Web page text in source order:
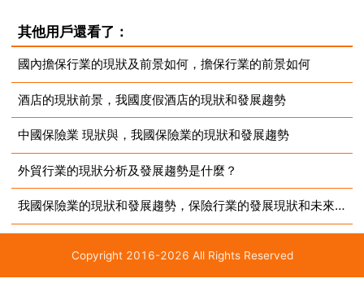
估公司在華設立了營業機構。外資保險公司大量進入的
同時也取得了驕人的業績。目前，外資保險公...
其他用戶還看了：
國內擔保行業的現狀及前景如何，擔保行業的前景如何
酒店的現狀前景，我國度假酒店的現狀和發展趨勢
中國保險業 現狀與，我國保險業的現狀和發展趨勢
外貿行業的現狀分析及發展趨勢是什麼？
我國保險業的現狀和發展趨勢，保險行業的發展現狀和未來趨勢是怎樣的？
Copyright 2016-2026 All Rights Reserved